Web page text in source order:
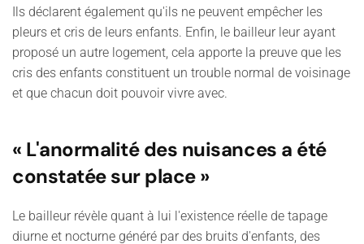
Ils déclarent également qu'ils ne peuvent empêcher les
pleurs et cris de leurs enfants. Enfin, le bailleur leur ayant
proposé un autre logement, cela apporte la preuve que les
cris des enfants constituent un trouble normal de voisinage
et que chacun doit pouvoir vivre avec.
« L'anormalité des nuisances a été
constatée sur place »
Le bailleur révèle quant à lui l'existence réelle de tapage
diurne et nocturne généré par des bruits d'enfants, des